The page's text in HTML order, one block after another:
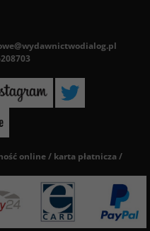
online / karta płatnicza /